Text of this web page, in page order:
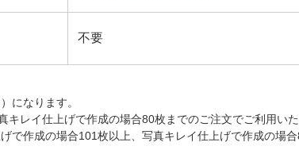
不要
になります。
レイ仕上げで作成の場合80枚までのご注文でご利用いた
で作成の場合101枚以上、写真キレイ仕上げで作成の場